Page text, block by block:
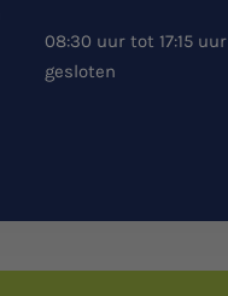
08:30 uur tot 17:15 uur
gesloten